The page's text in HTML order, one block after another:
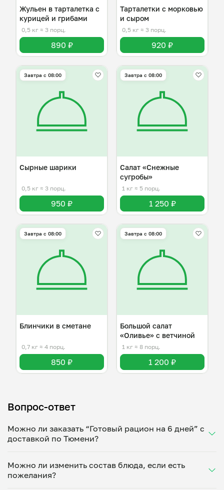
Жульен в тарталетка с
курицей и грибами
0,5 кг ≈ 3 порц.
890 ₽
Тарталетки с морковью
и сыром
0,5 кг ≈ 3 порц.
920 ₽
Завтра c 08:00
Сырные шарики
0,5 кг ≈ 3 порц.
950 ₽
Завтра c 08:00
Салат «Снежные
сугробы»
1 кг ≈ 5 порц.
1 250 ₽
Завтра c 08:00
Блинчики в сметане
0,7 кг ≈ 4 порц.
850 ₽
Завтра c 08:00
Большой салат
«Оливье» с ветчиной
1 кг ≈ 8 порц.
1 200 ₽
Вопрос-ответ
Можно ли заказать “Готовый рацион на 6 дней” с
доставкой по Тюмени?
Укажите удобное время — и получите свежее
домашнее блюдо в большой порции прямо с плиты.
Можно ли изменить состав блюда, если есть
пожелания?